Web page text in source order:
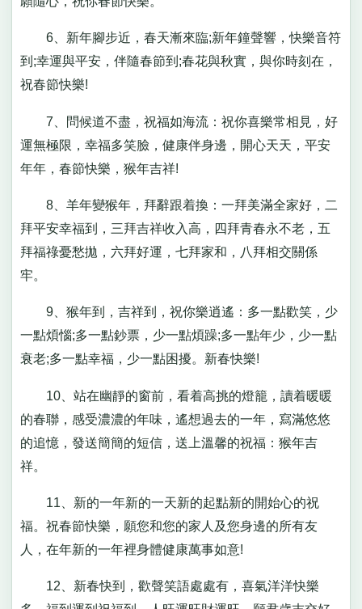
6、新年腳步近，春天漸來臨;新年鐘聲響，快樂音符
到;幸運與平安，伴隨春節到;春花與秋實，與你時刻在，
祝春節快樂!
7、問候道不盡，祝福如海流：祝你喜樂常相見，好
運無極限，幸福多笑臉，健康伴身邊，開心天天，平安
年年，春節快樂，猴年吉祥!
8、羊年變猴年，拜辭跟着換：一拜美滿全家好，二
拜平安幸福到，三拜吉祥收入高，四拜青春永不老，五
拜福祿憂愁拋，六拜好運，七拜家和，八拜相交關係
牢。
9、猴年到，吉祥到，祝你樂逍遙：多一點歡笑，少
一點煩惱;多一點鈔票，少一點煩躁;多一點年少，少一點
衰老;多一點幸福，少一點困擾。新春快樂!
10、站在幽靜的窗前，看着高挑的燈籠，讀着暖暖
的春聯，感受濃濃的年味，遙想過去的一年，寫滿悠悠
的追憶，發送簡簡的短信，送上溫馨的祝福：猴年吉
祥。
11、新的一年新的一天新的起點新的開始心的祝
福。祝春節快樂，願您和您的家人及您身邊的所有友
人，在年新的一年裡身體健康萬事如意!
12、新春快到，歡聲笑語處處有，喜氣洋洋快樂